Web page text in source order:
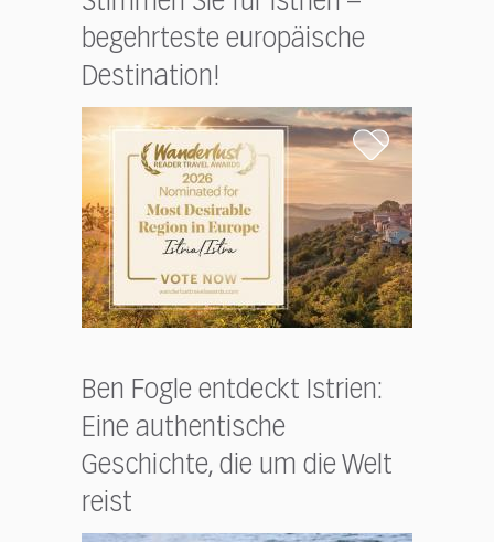
begehrteste europäische
Destination!
Ben Fogle entdeckt Istrien:
Eine authentische
Geschichte, die um die Welt
reist